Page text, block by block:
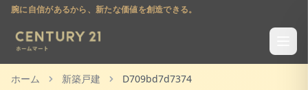
腕に自信があるから、新たな価値を創造できる。
ホーム 新築戸建 D709bd7d7374